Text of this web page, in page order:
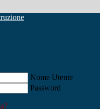
Nome Utente
Password